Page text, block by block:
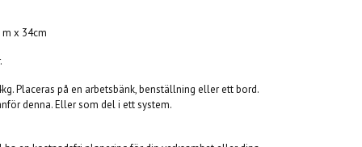
x 34cm
Placeras på en arbetsbänk, benställning eller ett bord.
denna. Eller som del i ett system.